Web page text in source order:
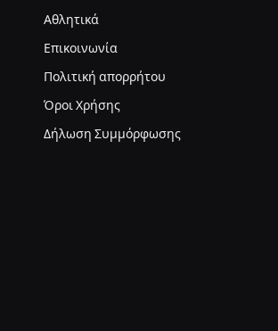
Αθλητικά
Επικοινωνία
Πολιτική απορρήτου
Όροι Χρήσης
Δήλωση Συμμόρφωσης